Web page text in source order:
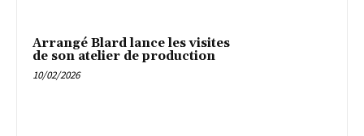
Arrangé Blard lance les visites
de son atelier de production
10/02/2026